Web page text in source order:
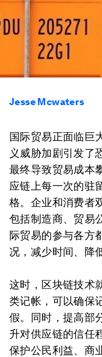
Jesse Mcwaters
国际贸易正面临巨
义威胁加剧引发了
最终导致贸易成本
应链上每一次的驻
格。企业和消费者
包括制造商、贸易
际贸易的参与各方
况，减少时间、降
这时，区块链技术
类记帐，可以确保
假。同时，提高部
升对供应链的信任
保护公民利益、商